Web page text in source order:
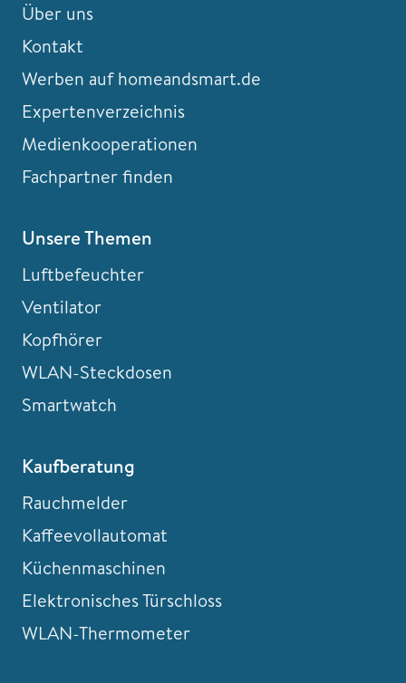
Über uns
Kontakt
Werben auf homeandsmart.de
Expertenverzeichnis
Medienkooperationen
Fachpartner finden
Unsere Themen
Luftbefeuchter
Ventilator
Kopfhörer
WLAN-Steckdosen
Smartwatch
Kaufberatung
Rauchmelder
Kaffeevollautomat
Küchenmaschinen
Elektronisches Türschloss
WLAN-Thermometer